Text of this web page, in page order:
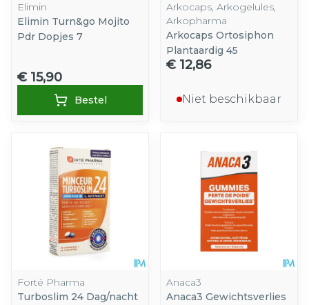
Elimin
Elimin Turn&go Mojito
Pdr Dopjes 7
€ 15,90
Bestel
Arkocaps, Arkogelules,
Arkopharma
Arkocaps Ortosiphon
Plantaardig 45
€ 12,86
Niet beschikbaar
Forté Pharma
Turboslim 24 Dag/nacht
Anaca3
Anaca3 Gewichtsverlies